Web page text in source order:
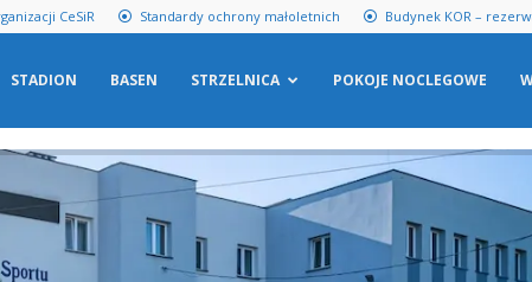
CeSiR Standardy ochrony małoletnich Budynek KOR –
STADION BASEN STRZELNICA POKOJE NOCLEGOWE